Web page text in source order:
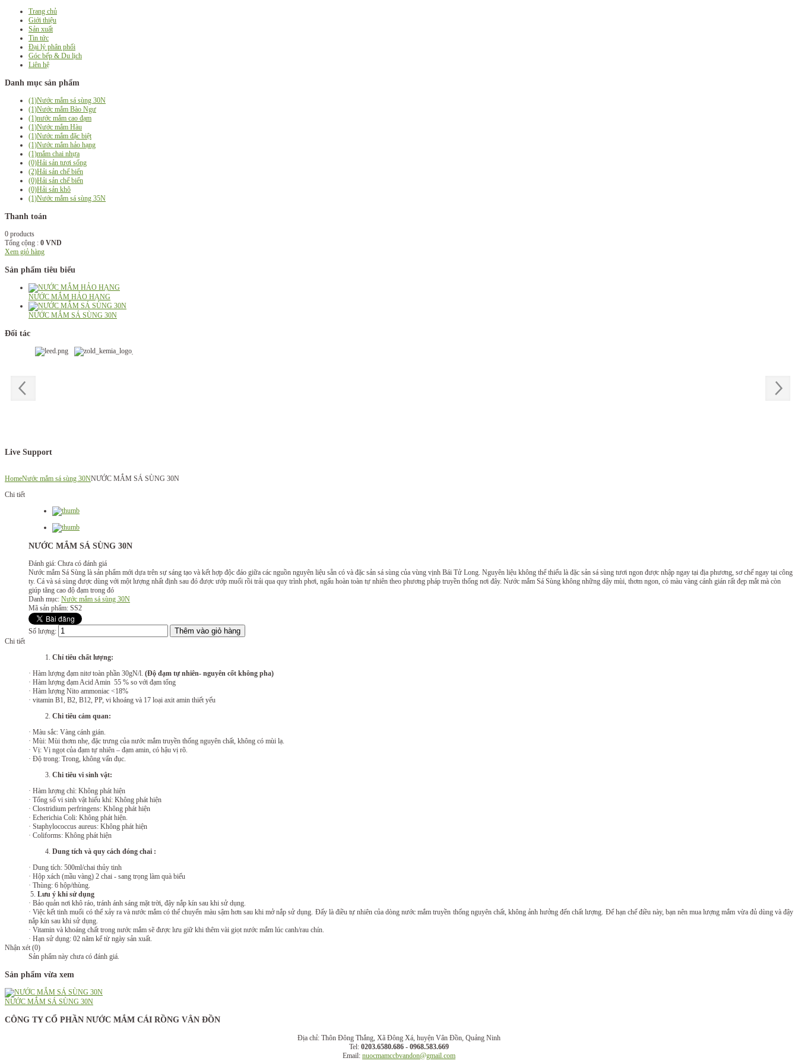
Trang chủ
Giới thiệu
Sản xuất
Tin tức
Đại lý phân phối
Góc bếp & Du lịch
Liên hệ
Danh mục sản phẩm
(1)Nước mắm sá sùng 30N
(1)Nước mắm Bào Ngư
(1)nước mắm cao đạm
(1)Nước mắm Hàu
(1)Nước mắm đặc biệt
(1)Nước mắm hảo hạng
(1)mắm chai nhựa
(0)Hải sản tươi sống
(2)Hải sản chế biến
(0)Hải sản chế biến
(0)Hải sản khô
(1)Nước mắm sá sùng 35N
Thanh toán
0 products
Tổng cộng : 0 VND
Xem giỏ hàng
Sản phẩm tiêu biểu
NƯỚC MẮM HẢO HẠNG
NƯỚC MẮM SÁ SÙNG 30N
Đối tác
Live Support
HomeNước mắm sá sùng 30NNƯỚC MẮM SÁ SÙNG 30N
Chi tiết
NƯỚC MẮM SÁ SÙNG 30N
Đánh giá: Chưa có đánh giá
Nước mắm Sá Sùng là sản phẩm mới dựa trên sự sáng tạo và kết hợp độc đáo giữa các nguồn nguyên liệu sẵn có và đặc sản sá sùng của vùng vịnh Bái Tử Long. Nguyên liệu không thể thiếu là đặc sản sá sùng tươi ngon được nhập ngay tại địa phương, sơ chế ngay tại công
ty. Cá và sá sùng được dùng với một lượng nhất định sau đó được ướp muối rồi trải qua quy trình phơi, ngấu hoàn toàn tự nhiên theo phương pháp truyền thống nơi đây. Nước mắm Sá Sùng không những dậy mùi, thơm ngon, có màu vàng cánh gián rất đẹp mắt mà còn
giúp tăng cao độ đạm trong đó
Danh mục: Nước mắm sá sùng 30N
Mã sản phẩm: SS2
Số lượng:
Chi tiết
Chỉ tiêu chất lượng:
· Hàm lượng đạm nitơ toàn phần 30gN/l. (Độ đạm tự nhiên- nguyên cốt không pha)
· Hàm lượng đạm Acid Amin 55 % so với đạm tổng
· Hàm lượng Nito ammoniac <18%
· vitamin B1, B2, B12, PP, vi khoáng và 17 loại axit amin thiết yếu
Chi tiêu cảm quan:
· Màu sắc: Vàng cánh gián.
· Mùi: Mùi thơm nhẹ, đặc trưng của nước mắm truyền thống nguyên chất, không có mùi lạ.
· Vị: Vị ngọt của đạm tự nhiên – đạm amin, có hậu vị rõ.
· Độ trong: Trong, không vẩn đục.
Chi tiêu vi sinh vật:
· Hàm lượng chì: Không phát hiện
· Tổng số vi sinh vật hiếu khí: Không phát hiện
· Clostridium perfringens: Không phát hiện
· Echerichia Coli: Không phát hiện.
· Staphylococcus aureus: Không phát hiện
· Coliforms: Không phát hiện
Dung tích và quy cách đóng chai :
· Dung tích: 500ml/chai thủy tinh
· Hộp xách (mầu vàng) 2 chai - sang trọng làm quà biếu
· Thùng: 6 hộp/thùng.
5. Lưu ý khi sử dụng
· Bảo quản nơi khô ráo, tránh ánh sáng mặt trời, đậy nắp kín sau khi sử dụng.
· Việc kết tinh muối có thể xảy ra và nước mắm có thể chuyển màu sậm hơn sau khi mở nắp sử dụng. Đấy là điều tự nhiên của dòng nước mắm truyền thống nguyên chất, không ảnh hưởng đến chất lượng. Để hạn chế điều này, bạn nên mua lượng mắm vừa đủ dùng và đậy
nắp kín sau khi sử dụng.
· Vitamin và khoáng chất trong nước mắm sẽ được lưu giữ khi thêm vài giọt nước mắm lúc canh/rau chín.
· Hạn sử dụng: 02 năm kể từ ngày sản xuất.
Nhận xét (0)
Sản phẩm này chưa có đánh giá.
Sản phẩm vừa xem
NƯỚC MẮM SÁ SÙNG 30N
CÔNG TY CỔ PHẦN NƯỚC MẮM CÁI RỒNG VÂN ĐỒN
Địa chỉ: Thôn Đông Thắng, Xã Đông Xá, huyện Vân Đồn, Quảng Ninh
Tel: 0203.6580.686 - 0968.583.669
Email: nuocmamccbvandon@gmail.com